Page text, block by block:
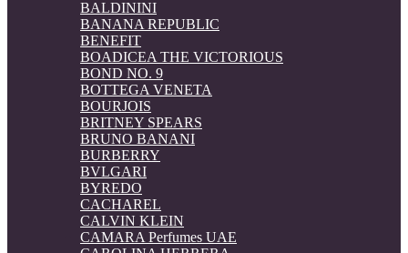
BALDININI
BANANA REPUBLIC
BENEFIT
BOADICEA THE VICTORIOUS
BOND NO. 9
BOTTEGA VENETA
BOURJOIS
BRITNEY SPEARS
BRUNO BANANI
BURBERRY
BVLGARI
BYREDO
CACHAREL
CALVIN KLEIN
CAMARA Perfumes UAE